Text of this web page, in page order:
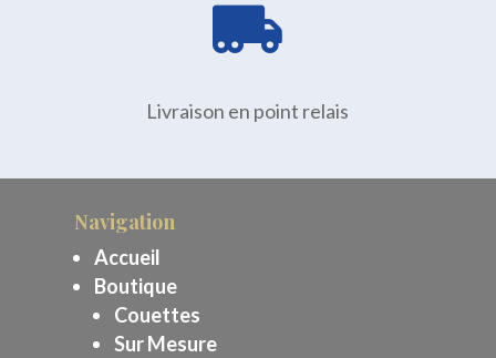

Livraison en point relais
Navigation
Accueil
Boutique
Couettes
Sur Mesure